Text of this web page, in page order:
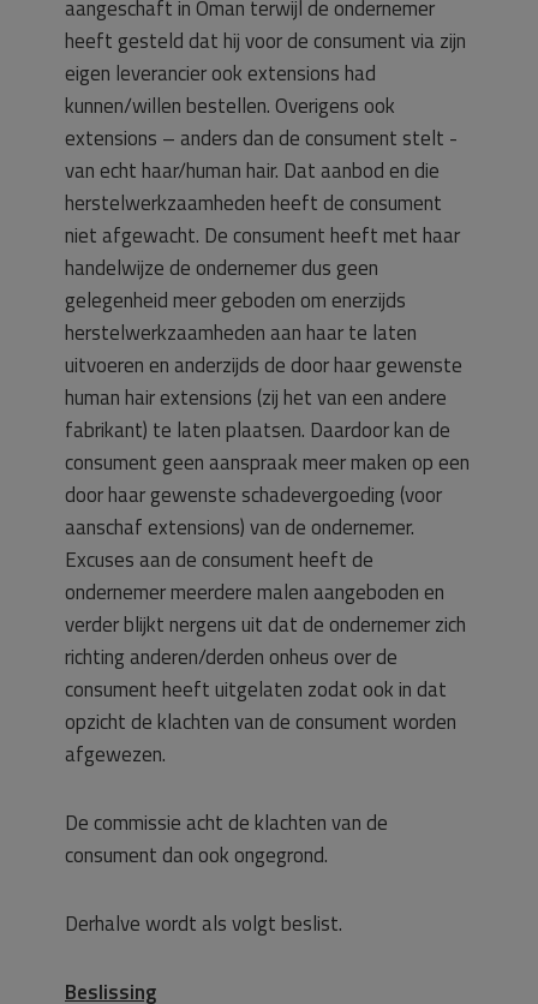
aangeschaft in Oman terwijl de ondernemer
heeft gesteld dat hij voor de consument via zijn
eigen leverancier ook extensions had
kunnen/willen bestellen. Overigens ook
extensions – anders dan de consument stelt -
van echt haar/human hair. Dat aanbod en die
herstelwerkzaamheden heeft de consument
niet afgewacht. De consument heeft met haar
handelwijze de ondernemer dus geen
gelegenheid meer geboden om enerzijds
herstelwerkzaamheden aan haar te laten
uitvoeren en anderzijds de door haar gewenste
human hair extensions (zij het van een andere
fabrikant) te laten plaatsen. Daardoor kan de
consument geen aanspraak meer maken op een
door haar gewenste schadevergoeding (voor
aanschaf extensions) van de ondernemer.
Excuses aan de consument heeft de
ondernemer meerdere malen aangeboden en
verder blijkt nergens uit dat de ondernemer zich
richting anderen/derden onheus over de
consument heeft uitgelaten zodat ook in dat
opzicht de klachten van de consument worden
afgewezen.
De commissie acht de klachten van de
consument dan ook ongegrond.
Derhalve wordt als volgt beslist.
Beslissing